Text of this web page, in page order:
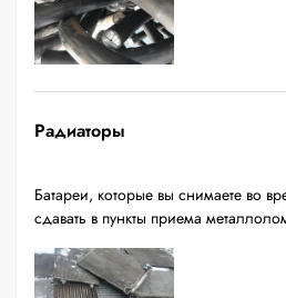
Радиаторы
Батареи, которые вы снимаете во
сдавать в пункты приема